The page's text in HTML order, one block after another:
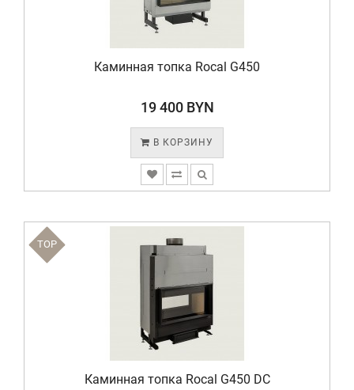
Каминная топка Rocal G450
19 400 BYN
В КОРЗИНУ
TOP
Каминная топка Rocal G450 DC